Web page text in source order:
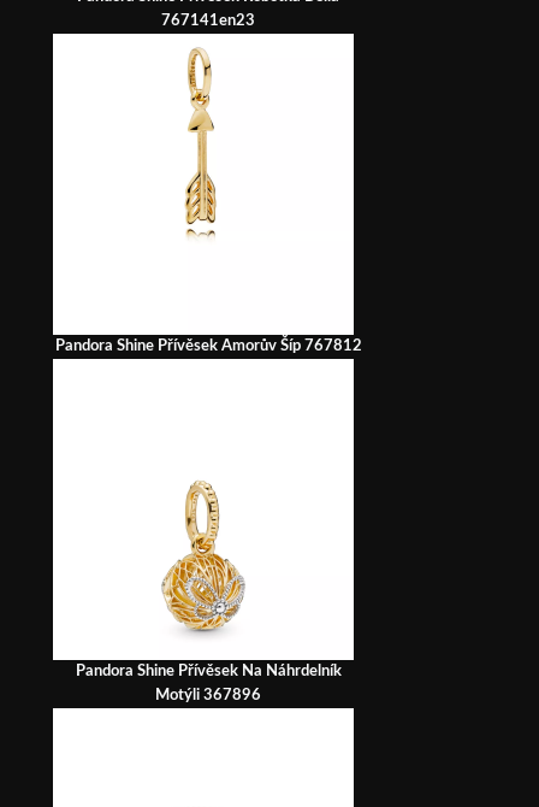
767141en23
Pandora Shine Přívěsek Amorův Šíp 767812
Pandora Shine Přívěsek Na Náhrdelník
Motýli 367896